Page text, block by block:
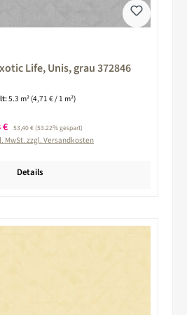
Life, Unis, grau 372846
5.3 m² (4,71 € / 1 m²)
€ Regulärer Preis:
53,40 €(53.22% gespart)
MwSt. zzgl. Versandkosten
Details